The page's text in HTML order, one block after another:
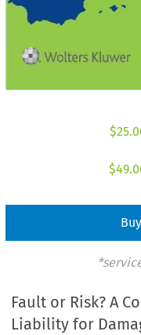
$
$
Fault or Risk? A
Liability for